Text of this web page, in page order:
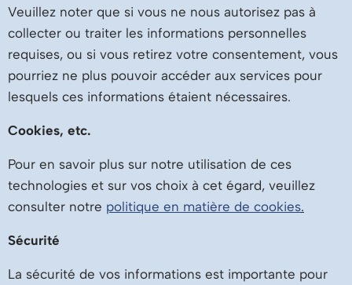
Veuillez noter que si vous ne nous autorisez pas à
collecter ou traiter les informations personnelles
requises, ou si vous retirez votre consentement, vous
pourriez ne plus pouvoir accéder aux services pour
lesquels ces informations étaient nécessaires.
Cookies, etc.
Pour en savoir plus sur notre utilisation de ces
technologies et sur vos choix à cet égard, veuillez
consulter notre politique en matière de cookies.
Sécurité
La sécurité de vos informations est importante pour